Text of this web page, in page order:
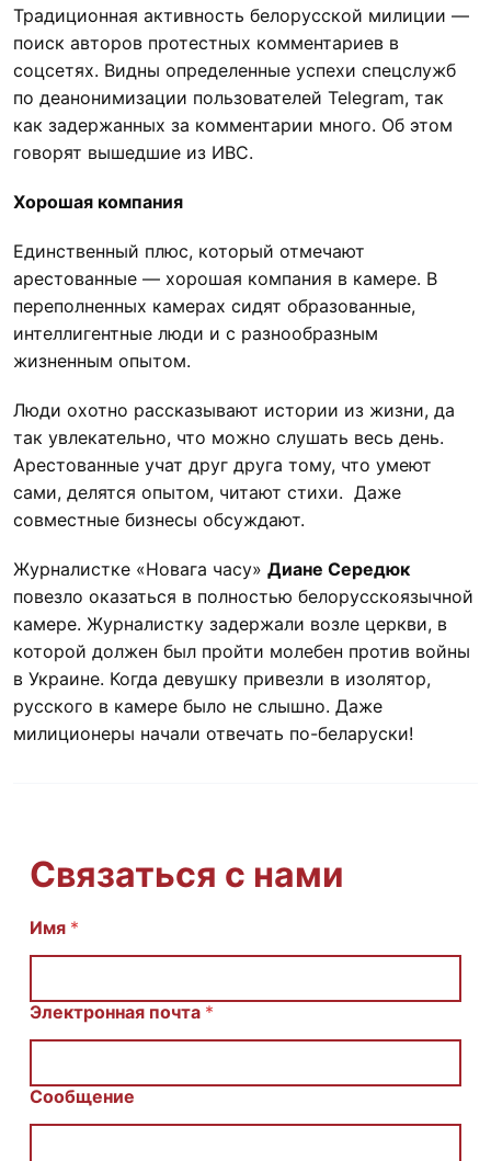
Традиционная активность белорусской милиции —
поиск авторов протестных комментариев в
соцсетях. Видны определенные успехи спецслужб
по деанонимизации пользователей Telegram, так
как задержанных за комментарии много. Об этом
говорят вышедшие из ИВС.
Хорошая компания
Единственный плюс, который отмечают
арестованные — хорошая компания в камере. В
переполненных камерах сидят образованные,
интеллигентные люди и с разнообразным
жизненным опытом.
Люди охотно рассказывают истории из жизни, да
так увлекательно, что можно слушать весь день.
Арестованные учат друг друга тому, что умеют
сами, делятся опытом, читают стихи. Даже
совместные бизнесы обсуждают.
Журналистке «Новага часу» Диане Середюк
повезло оказаться в полностью белорусскоязычной
камере. Журналистку задержали возле церкви, в
которой должен был пройти молебен против войны
в Украине. Когда девушку привезли в изолятор,
русского в камере было не слышно. Даже
милиционеры начали отвечать по-беларуски!
Связаться с нами
E
l
С
Имя *
Электронная почта *
Сообщение